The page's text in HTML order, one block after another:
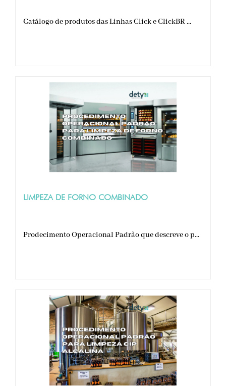
Catálogo de produtos das Linhas Click e ClickBR ...
LIMPEZA DE FORNO COMBINADO
Prodecimento Operacional Padrão que descreve o p...